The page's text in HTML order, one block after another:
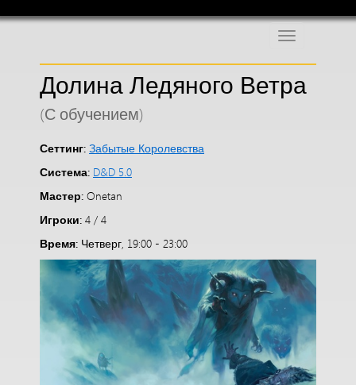
Меню
Долина Ледяного Ветра
(С обучением)
Сеттинг: Забытые Королевства
Система: D&D 5.0
Мастер: Onetan
Игроки: 4 / 4
Время: Четверг, 19:00 - 23:00